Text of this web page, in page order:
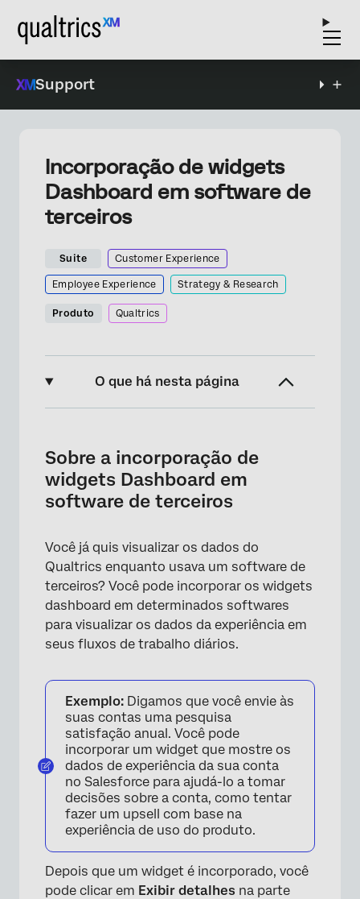
Support
Incorporação de widgets
Dashboard em software de
terceiros
Suite Customer Experience
Employee Experience Strategy & Research
Produto Qualtrics
O que há nesta página
Software compatível
Etapas a serem concluídas no Qualtrics
ServiceNow
Sobre a incorporação de
widgets Dashboard em
software de terceiros
Você já quis visualizar os dados do
Qualtrics enquanto usava um software de
terceiros? Você pode incorporar os widgets
dashboard em determinados softwares
para visualizar os dados da experiência em
seus fluxos de trabalho diários.
Exemplo: Digamos que você envie às
suas contas uma pesquisa
satisfação anual. Você pode
incorporar um widget que mostre os
dados de experiência da sua conta
no Salesforce para ajudá-lo a tomar
decisões sobre a conta, como tentar
fazer um upsell com base na
experiência de uso do produto.
Depois que um widget é incorporado, você
pode clicar em Exibir detalhes na parte